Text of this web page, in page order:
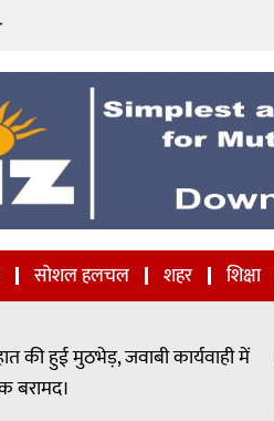
सोशल हलचल शहर शिक्षा
की हुई मुठभेड़, जवाबी कार्यवाही में
बरामद।